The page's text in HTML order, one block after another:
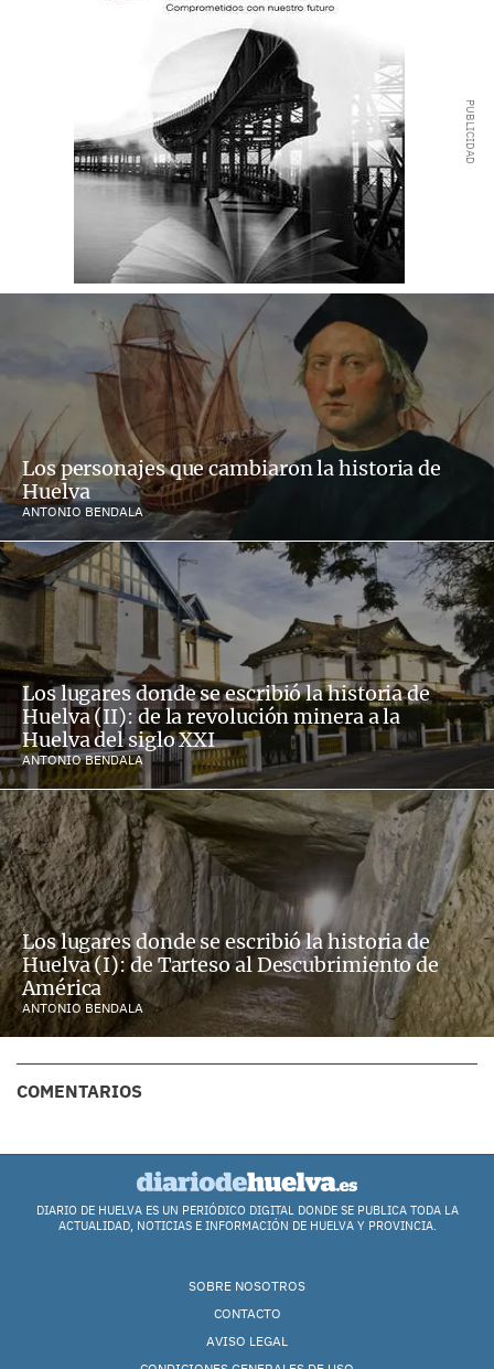
Los personajes que cambiaron la historia de
Huelva
ANTONIO BENDALA
Los lugares donde se escribió la historia de
Huelva (II): de la revolución minera a la
Huelva del siglo XXI
ANTONIO BENDALA
Los lugares donde se escribió la historia de
Huelva (I): de Tarteso al Descubrimiento de
América
ANTONIO BENDALA
COMENTARIOS
DIARIO DE HUELVA ES UN PERIÓDICO DIGITAL DONDE SE PUBLICA TODA LA
ACTUALIDAD, NOTICIAS E INFORMACIÓN DE HUELVA Y PROVINCIA.
SOBRE NOSOTROS
CONTACTO
AVISO LEGAL